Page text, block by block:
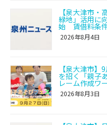
【泉大津市
緑地」活用に
始 賃借料条
2026年8月4日
【泉大津市
を招く「親子
レーム作成ワ
2026年8月3日